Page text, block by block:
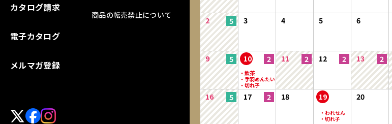
2 3 4 5 6
9 10 11 12 13
16 17 18 19 20
カタログ請求
電子カタログ
メルマガ登録
商品の転売禁止について